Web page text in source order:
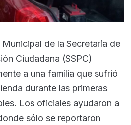
de la Secretaría de
Ciudadana (SSPC)
a una familia que sufrió
durante las primeras
Los oficiales ayudaron a
sólo se reportaron